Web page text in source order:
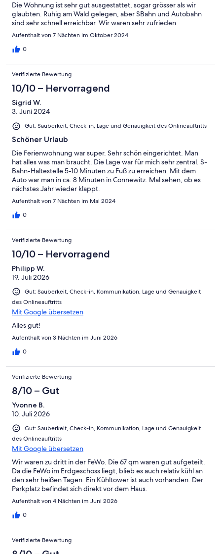
Die Wohnung ist sehr gut ausgestattet, sogar grösser als wir
glaubten. Ruhig am Wald gelegen, aber SBahn und Autobahn
sind sehr schnell erreichbar. Wir waren sehr zufrieden.
Aufenthalt von 7 Nächten im Oktober 2024
0
Verifizierte Bewertung
10/10 – Hervorragend
Sigrid W.
3. Juni 2024
Gut: Sauberkeit, Check-in, Lage und Genauigkeit des Onlineauftritts
Schöner Urlaub
Die Ferienwohnung war super. Sehr schön eingerichtet. Man
hat alles was man braucht. Die Lage war für mich sehr zentral. S-
Bahn-Haltestelle 5-10 Minuten zu Fuß zu erreichen. Mit dem
Auto war man in ca. 8 Minuten in Connewitz. Mal sehen, ob es
nächstes Jahr wieder klappt.
Aufenthalt von 7 Nächten im Mai 2024
0
Verifizierte Bewertung
10/10 – Hervorragend
Philipp W.
19. Juli 2026
Gut: Sauberkeit, Check-in, Kommunikation, Lage und Genauigkeit
des Onlineauftritts
Mit Google übersetzen
Alles gut!
Aufenthalt von 3 Nächten im Juni 2026
0
Verifizierte Bewertung
8/10 – Gut
Yvonne B.
10. Juli 2026
Gut: Sauberkeit, Check-in, Kommunikation, Lage und Genauigkeit
des Onlineauftritts
Mit Google übersetzen
Wir waren zu dritt in der FeWo. Die 67 qm waren gut aufgeteilt.
Da die FeWo im Erdgeschoss liegt, blieb es auch relativ kühl an
den sehr heißen Tagen. Ein Kühltower ist auch vorhanden. Der
Parkplatz befindet sich direkt vor dem Haus.
Aufenthalt von 4 Nächten im Juni 2026
0
Verifizierte Bewertung